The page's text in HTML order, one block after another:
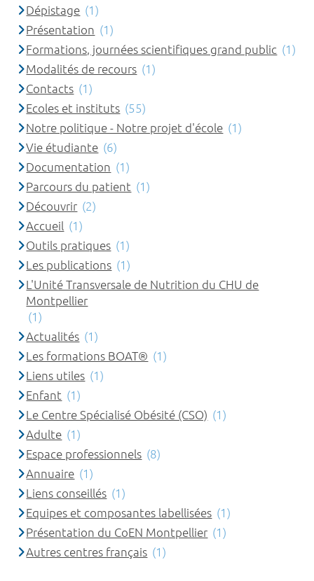
Dépistage (1)
Présentation (1)
Formations, journées scientifiques grand public (1)
Modalités de recours (1)
Contacts (1)
Ecoles et instituts (55)
Notre politique - Notre projet d'école (1)
Vie étudiante (6)
Documentation (1)
Parcours du patient (1)
Découvrir (2)
Accueil (1)
Outils pratiques (1)
Les publications (1)
L'Unité Transversale de Nutrition du CHU de
Montpellier
(1)
Actualités (1)
Les formations BOAT® (1)
Liens utiles (1)
Enfant (1)
Le Centre Spécialisé Obésité (CSO) (1)
Adulte (1)
Espace professionnels (8)
Annuaire (1)
Liens conseillés (1)
Equipes et composantes labellisées (1)
Présentation du CoEN Montpellier (1)
Autres centres français (1)